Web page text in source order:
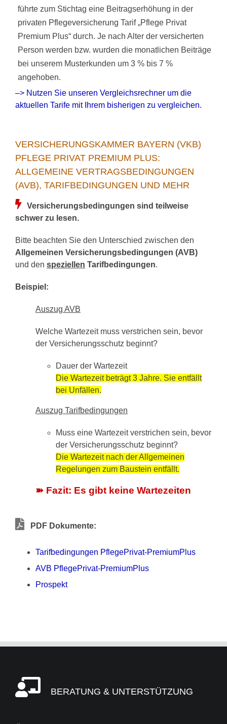
führte zum Stichtag eine Beitragserhöhung in der
privaten Pflegeversicherung Tarif „Pflege Privat
Premium Plus“ durch. Je nach Alter der versicherten
Person werden bzw. wurden die monatlichen Beiträge
bei unserem Musterkunden um 3 % bis 7 %
angehoben.
–> Nutzen Sie unseren Vergleichsrechner um die
aktuellen Tarife mit Ihrem bisherigen zu vergleichen.
VERSICHERUNGSKAMMER BAYERN (VKB)
PFLEGE PRIVAT PREMIUM PLUS:
ALLGEMEINE VERTRAGSBEDINGUNGEN
(AVB), TARIFBEDINGUNGEN UND MEHR
Versicherungsbedingungen sind teilweise
schwer zu lesen.
Bitte beachten Sie den Unterschied zwischen den
Allgemeinen Versicherungsbedingungen (AVB)
und den speziellen Tarifbedingungen.
Beispiel:
Auszug AVB
Welche Wartezeit muss verstrichen sein, bevor
der Versicherungsschutz beginnt?
Dauer der Wartezeit
Die Wartezeit beträgt 3 Jahre. Sie entfällt
bei Unfällen.
Auszug Tarifbedingungen
Muss eine Wartezeit verstrichen sein, bevor
der Versicherungsschutz beginnt?
Die Wartezeit nach der Allgemeinen
Regelungen zum Baustein entfällt.
➽ Fazit: Es gibt keine Wartezeiten
PDF Dokumente:
Tarifbedingungen PflegePrivat-PremiumPlus
AVB PflegePrivat-PremiumPlus
Prospekt
BERATUNG & UNTERSTÜTZUNG